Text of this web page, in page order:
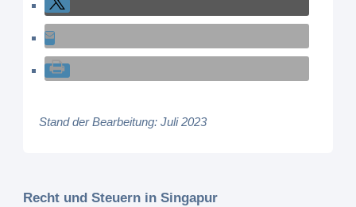
Stand der Bearbeitung: Juli 2023
Recht und Steuern in Singapur